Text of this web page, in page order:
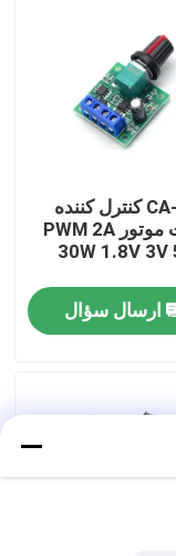
CA-102A کنترل کننده
سرعت موتور PWM 2A
30W 1.8V 3V
ارسال سؤال